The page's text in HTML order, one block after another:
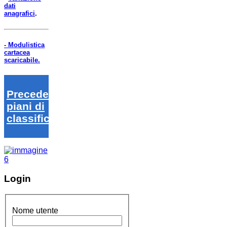
dati
anagrafici.
- Modulistica
cartacea
scaricabile.
Precedenti
piani di
classifica
Login
Nome utente